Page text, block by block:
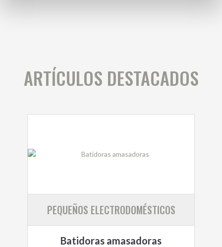
ARTÍCULOS DESTACADOS
PEQUEÑOS ELECTRODOMÉSTICOS
Batidoras amasadoras